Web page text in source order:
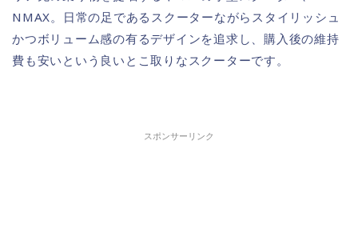
NMAX。日常の足であるスクーターながらスタイリッシュ
かつボリューム感の有るデザインを追求し、購入後の維持
費も安いという良いとこ取りなスクーターです。
スポンサーリンク